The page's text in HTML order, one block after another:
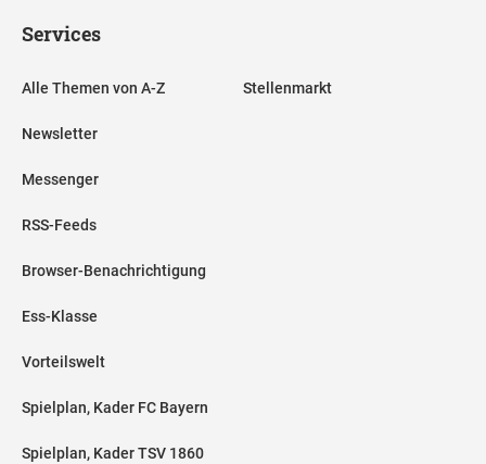
Services
Alle Themen von A-Z
Newsletter
Messenger
RSS-Feeds
Browser-Benachrichtigung
Ess-Klasse
Vorteilswelt
Spielplan, Kader FC Bayern
Spielplan, Kader TSV 1860
Stellenmarkt